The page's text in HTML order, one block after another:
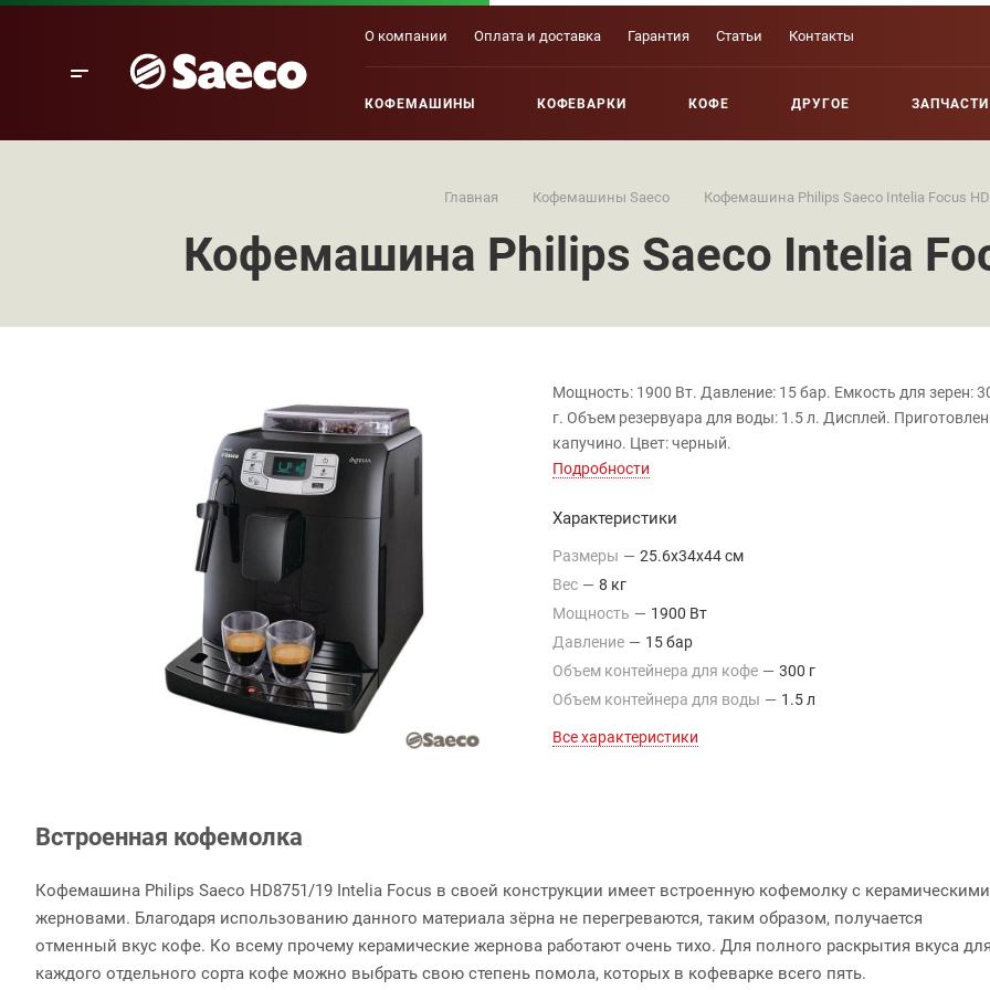
О компании Оплата и доставка Гарантия Статьи Контакты
КОФЕМАШИНЫ КОФЕВАРКИ КОФЕ ДРУГОЕ ЗАПЧАСТИ
Главная Кофемашины Saeco Кофемашина Philips Saeco Intelia Focus
Кофемашина Philips Saeco Intelia
Мощность: 1900 Вт. Давление: 15 бар. Емкость для зерен:
г. Объем резервуара для воды: 1.5 л. Дисплей.
капучино. Цвет: черный.
Подробности
Характеристики
Размеры — 25.6x34x44 см
Вес — 8 кг
Мощность — 1900 Вт
Давление — 15 бар
Объем контейнера для кофе — 300 г
Объем контейнера для воды — 1.5 л
Все характеристики
Встроенная кофемолка
Кофемашина Philips Saeco HD8751/19 Intelia Focus в своей конструкции имеет встроенную кофемолку с керамическими
жерновами. Благодаря использованию данного материала зёрна не перегреваются, таким образом, получается
отменный вкус кофе. Ко всему прочему керамические жернова работают очень тихо. Для полного раскрытия вкуса
каждого отдельного сорта кофе можно выбрать свою степень помола, которых в кофеварке всего пять.